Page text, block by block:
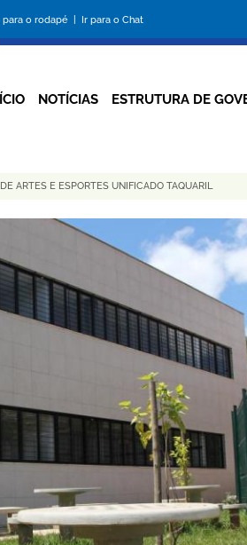
para o rodapé | Ir para o Chat
da
NOTÍCIAS ESTRUTURA DE
ARTES E ESPORTES UNIFICADO TAQUARIL